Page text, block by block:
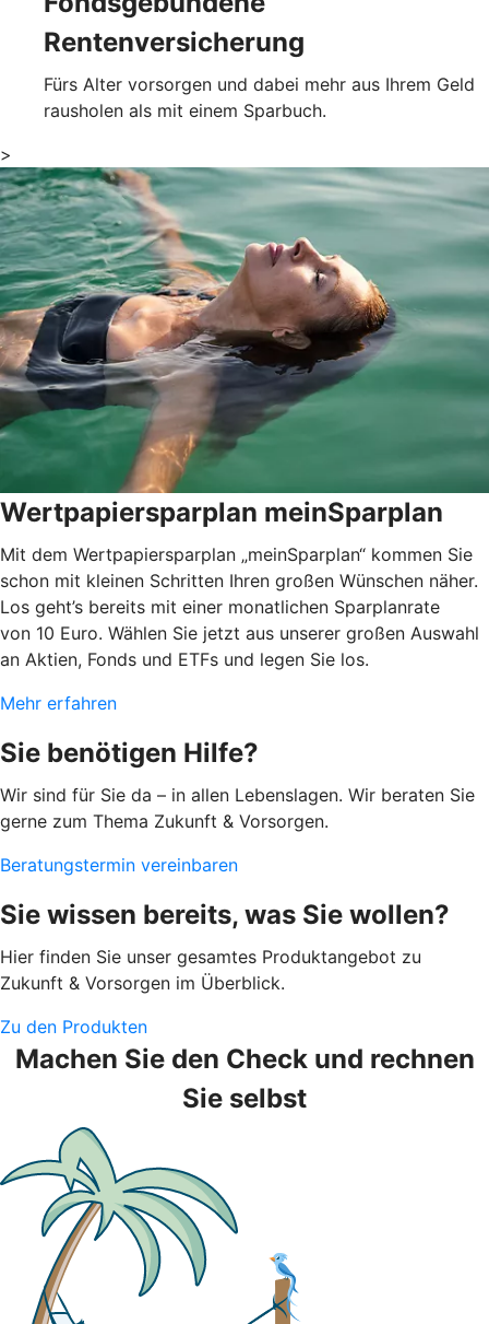
Rentenversicherung
Fürs Alter vorsorgen und dabei mehr aus Ihrem Geld
rausholen als mit einem Sparbuch.
>
Wertpapiersparplan meinSparplan
Mit dem Wertpapiersparplan „meinSparplan“ kommen Sie
schon mit kleinen Schritten Ihren großen Wünschen näher.
Los geht’s bereits mit einer monatlichen Sparplanrate
von 10 Euro. Wählen Sie jetzt aus unserer großen Auswahl
an Aktien, Fonds und ETFs und legen Sie los.
Mehr erfahren
Sie benötigen Hilfe?
Wir sind für Sie da – in allen Lebenslagen. Wir beraten Sie
gerne zum Thema Zukunft & Vorsorgen.
Beratungstermin vereinbaren
Sie wissen bereits, was Sie wollen?
Hier finden Sie unser gesamtes Produktangebot zu
Zukunft & Vorsorgen im Überblick.
Zu den Produkten
Machen Sie den Check und rechnen
Sie selbst